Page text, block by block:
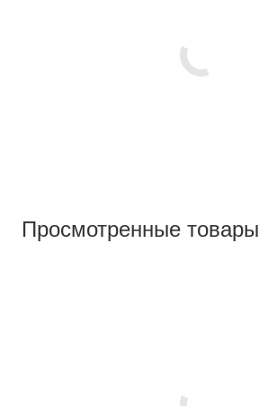
Просмотренные товары